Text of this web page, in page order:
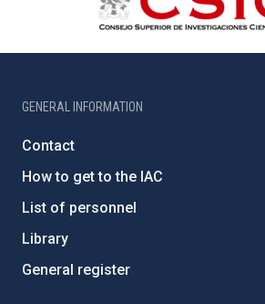
GENERAL INFORMATION
Contact
How to get to the IAC
List of personnel
Library
General register